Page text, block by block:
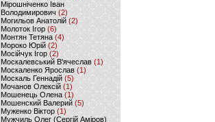
Мірошніченко Іван
Володимирович (2)
Могильов Анатолій (2)
Молоток Ігор (6)
Монтян Тетяна (4)
Мороко Юрій(2)
Мосійчук Ігор (2)
Москалевський В'ячеслав (1)
Москаленко Ярослав (1)
Москаль Геннадій (5)
Мочанов Олексій(1)
Мошенець Олена(1)
Мошенский Валерий (5)
Муженко Віктор (1)
Мужчиль Олег (Сергій Аміров)